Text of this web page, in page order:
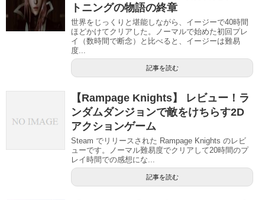
トニングの物語の終章
世界をじっくりと堪能しながら、イージーで40時間
ほどかけてクリアした。ノーマルで始めた初回プレ
イ（数時間で断念）と比べると、イージーは難易
度...
記事を読む
【Rampage Knights】 レビュー！ラ
ンダムダンジョンで敵をけちらす2D
アクションゲーム
Steam でリリースされた Rampage Knights のレビ
ューです。ノーマル難易度でクリアして20時間のプ
レイ時間での感想にな...
記事を読む